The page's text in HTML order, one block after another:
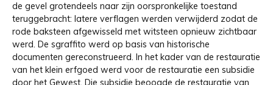
de gevel grotendeels naar zijn oorspronkelijke toestand
teruggebracht: latere verflagen werden verwijderd zodat de
rode baksteen afgewisseld met witsteen opnieuw zichtbaar
werd. De sgraffito werd op basis van historische
documenten gereconstrueerd. In het kader van de restauratie
van het klein erfgoed werd voor de restauratie een subsidie
door het Gewest. Die subsidie beoogde de restauratie van